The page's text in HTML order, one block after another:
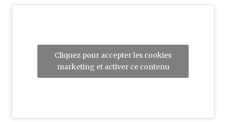
Cliquez pour accepter les cookies
marketing et activer ce contenu